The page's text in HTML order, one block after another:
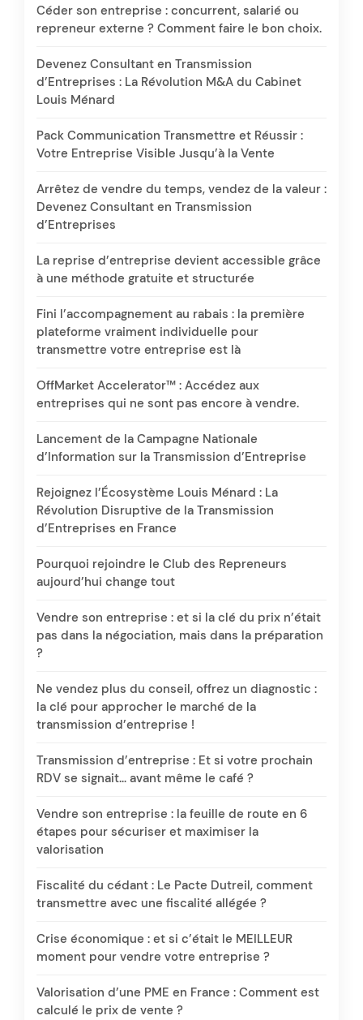
Céder son entreprise : concurrent, salarié ou
repreneur externe ? Comment faire le bon choix.
Devenez Consultant en Transmission
d’Entreprises : La Révolution M&A du Cabinet
Louis Ménard
Pack Communication Transmettre et Réussir :
Votre Entreprise Visible Jusqu’à la Vente
Arrêtez de vendre du temps, vendez de la valeur :
Devenez Consultant en Transmission
d’Entreprises
La reprise d’entreprise devient accessible grâce
à une méthode gratuite et structurée
Fini l’accompagnement au rabais : la première
plateforme vraiment individuelle pour
transmettre votre entreprise est là
OffMarket Accelerator™ : Accédez aux
entreprises qui ne sont pas encore à vendre.
Lancement de la Campagne Nationale
d’Information sur la Transmission d’Entreprise
Rejoignez l’Écosystème Louis Ménard : La
Révolution Disruptive de la Transmission
d’Entreprises en France
Pourquoi rejoindre le Club des Repreneurs
aujourd’hui change tout
Vendre son entreprise : et si la clé du prix n’était
pas dans la négociation, mais dans la préparation
?
Ne vendez plus du conseil, offrez un diagnostic :
la clé pour approcher le marché de la
transmission d’entreprise !
Transmission d’entreprise : Et si votre prochain
RDV se signait… avant même le café ?
Vendre son entreprise : la feuille de route en 6
étapes pour sécuriser et maximiser la
valorisation
Fiscalité du cédant : Le Pacte Dutreil, comment
transmettre avec une fiscalité allégée ?
Crise économique : et si c’était le MEILLEUR
moment pour vendre votre entreprise ?
Valorisation d’une PME en France : Comment est
calculé le prix de vente ?